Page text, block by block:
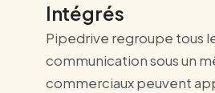
Intégrés
Pipedrive regroupe tous
communication sous un
commerciaux peuvent